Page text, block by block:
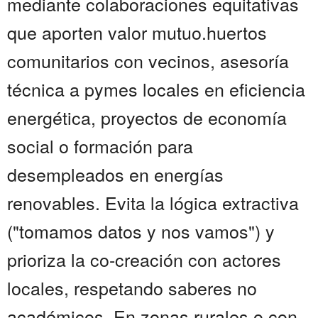
que aporten valor mutuo.huertos
comunitarios con vecinos, asesoría
técnica a pymes locales en eficiencia
energética, proyectos de economía
social o formación para
desempleados en energías
renovables. Evita la lógica extractiva
("tomamos datos y nos vamos") y
prioriza la co-creación con actores
locales, respetando saberes no